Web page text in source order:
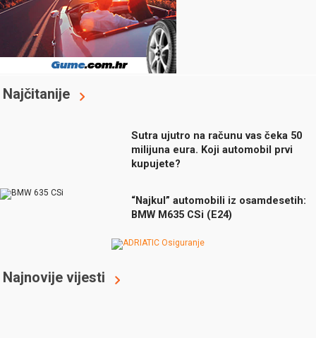
Najčitanije
Sutra ujutro na računu vas čeka 50
milijuna eura. Koji automobil prvi
kupujete?
“Najkul” automobili iz osamdesetih:
BMW M635 CSi (E24)
Najnovije vijesti